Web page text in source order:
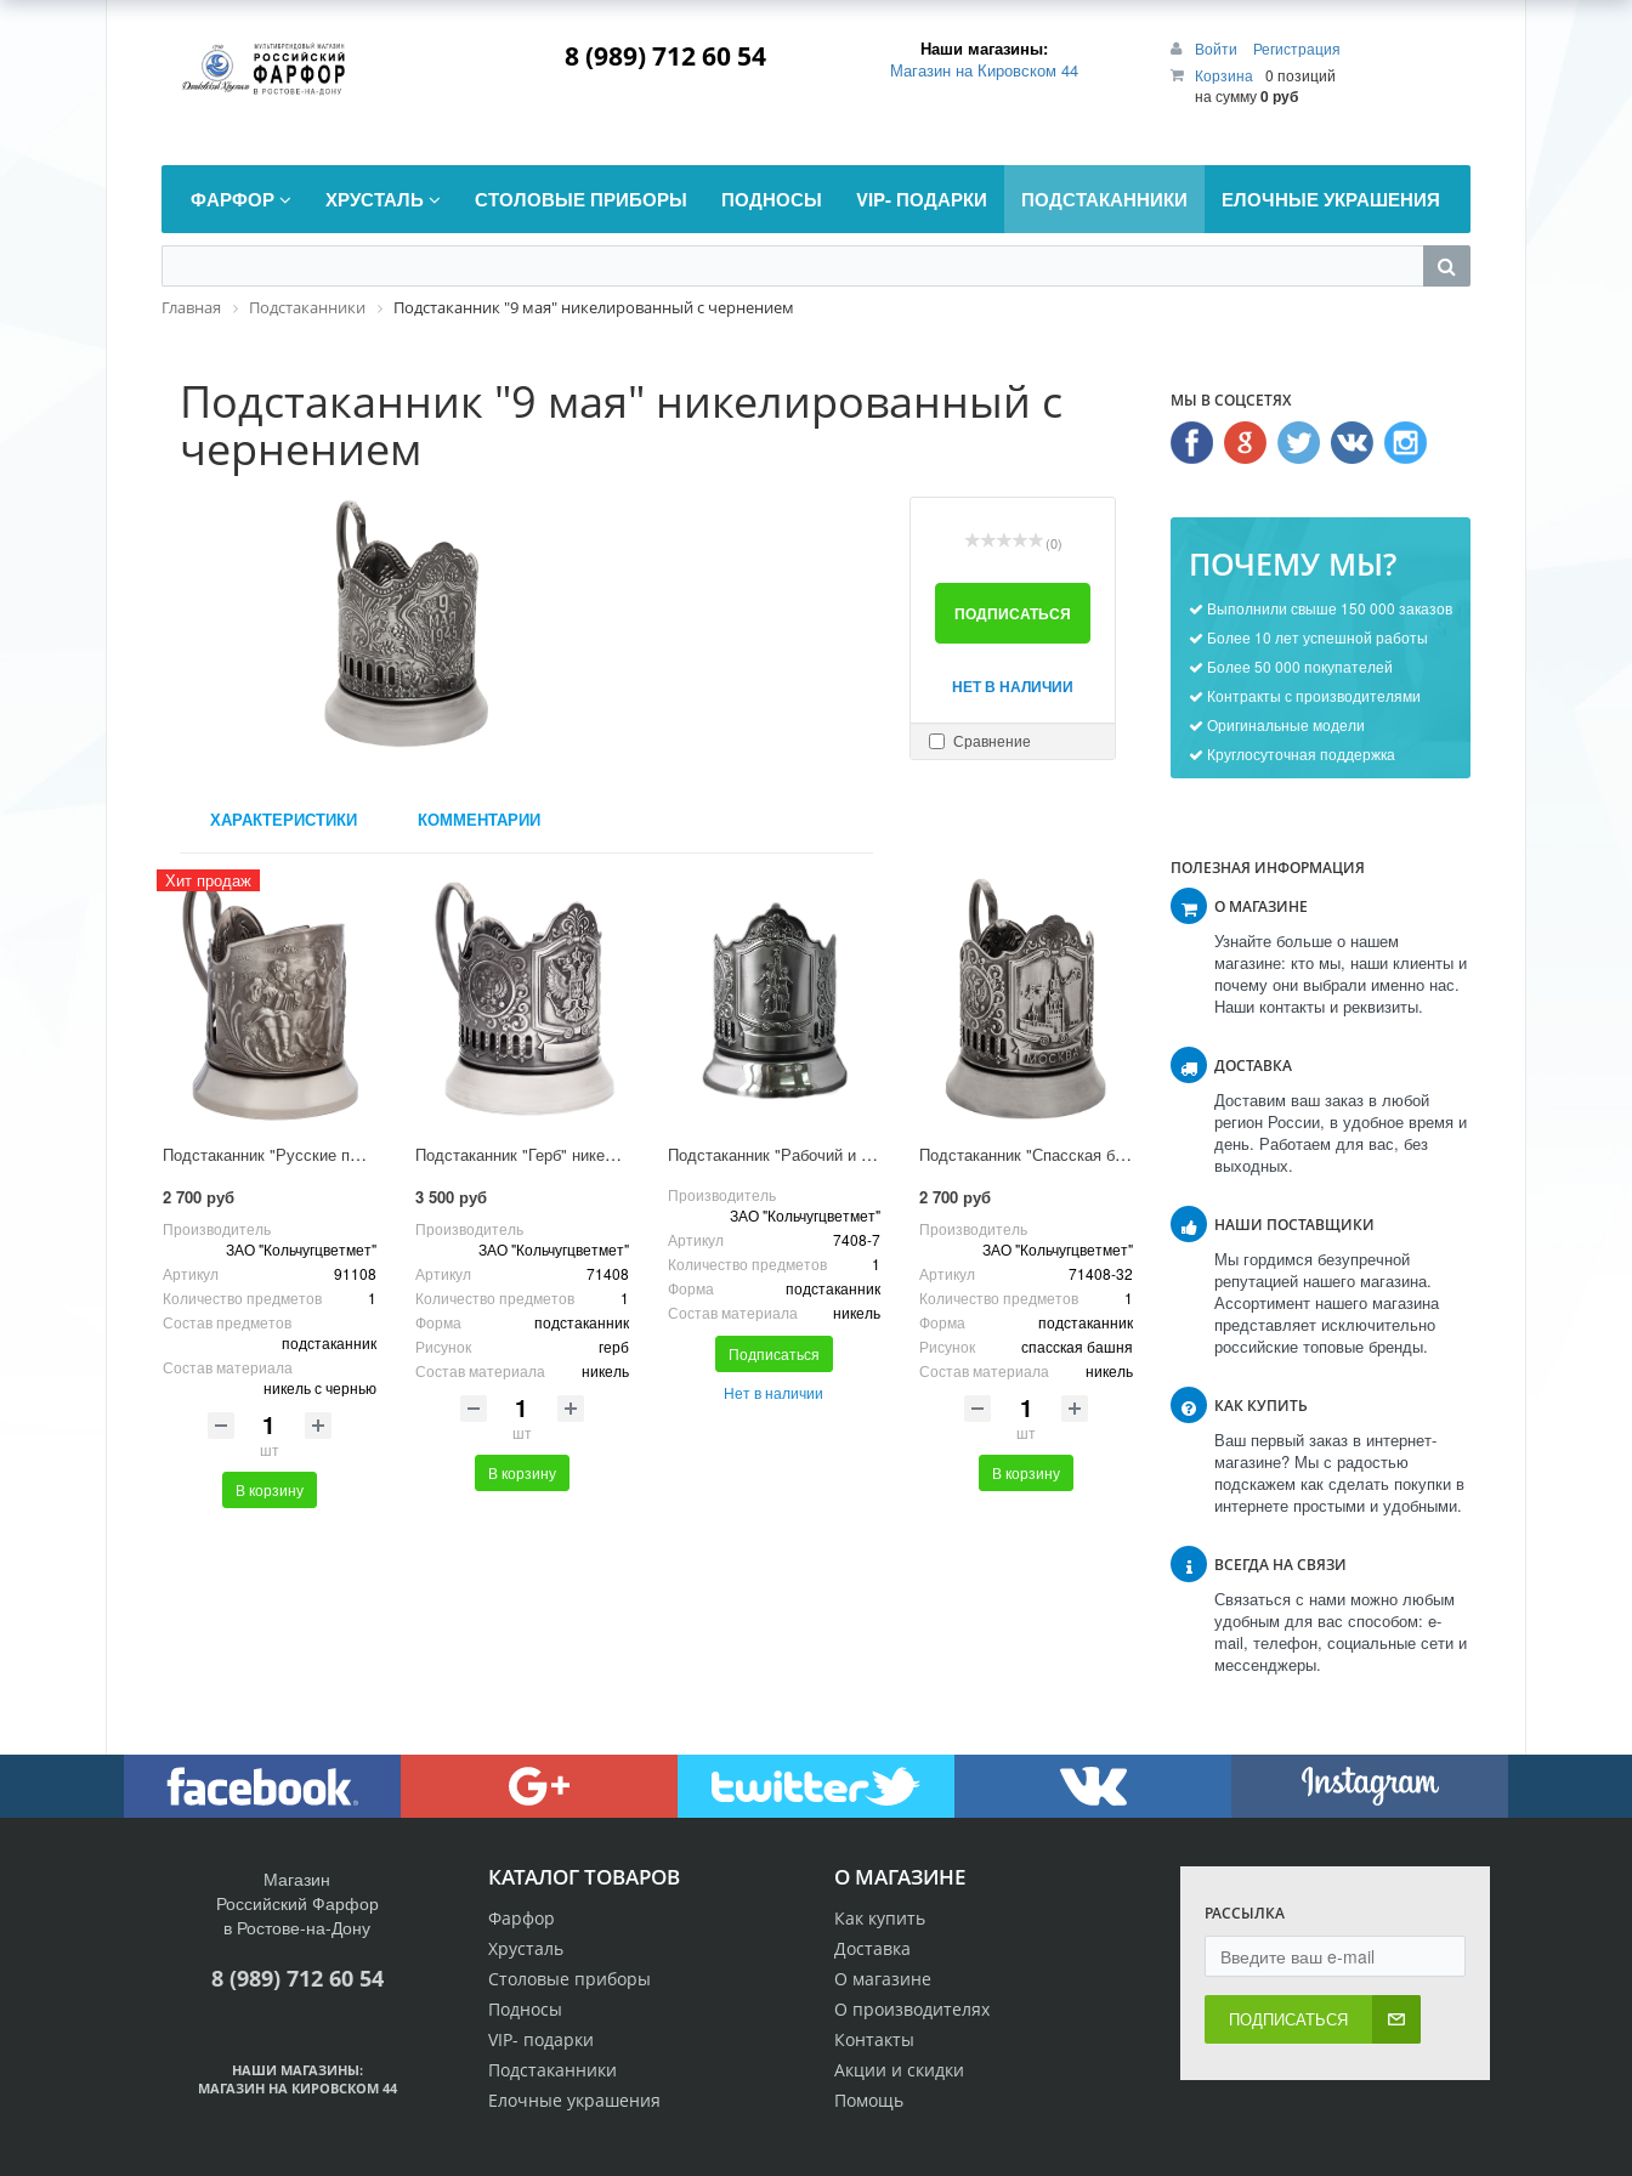
8 (989) 712 60 54
Наши магазины:
Магазин на Кировском 44
Войти
Регистрация
Корзина
0 позиций
на сумму0 руб
ФАРФОР ХРУСТАЛЬ СТОЛОВЫЕ ПРИБОРЫ ПОДНОСЫ VIP- ПОДАРКИ ПОДСТАКАННИКИ ЕЛОЧНЫЕ УКРАШЕНИЯ
Главная Подстаканники Подстаканник "9 мая" никелированный с чернением
Подстаканник "9 мая" никелированный с
чернением
(0)
ПОДПИСАТЬСЯ
НЕТ В НАЛИЧИИ
Сравнение
ХАРАКТЕРИСТИКИ КОММЕНТАРИИ
Хит продаж
Подстаканник "Русские пляски" никелированный с чернью
2 700 руб
Производитель
ЗАО "Кольчугцветмет"
Артикул
91108
Количество предметов
1
Состав предметов
подстаканник
Состав материала
никель с чернью
шт
В корзину
Подстаканник "Герб" никелированный с чернью
3 500 руб
Производитель
ЗАО "Кольчугцветмет"
Артикул
71408
Количество предметов
1
Форма
подстаканник
Рисунок
герб
Состав материала
никель
шт
В корзину
Подстаканник "Рабочий и колхозница" никелированный с чернью
Производитель
ЗАО "Кольчугцветмет"
Артикул
7408-7
Количество предметов
1
Форма
подстаканник
Состав материала
никель
Подписаться
Нет в наличии
Подстаканник "Спасская башня" никелированный с чернью
2 700 руб
Производитель
ЗАО "Кольчугцветмет"
Артикул
71408-32
Количество предметов
1
Форма
подстаканник
Рисунок
спасская башня
Состав материала
никель
шт
В корзину
МЫ В СОЦСЕТЯХ
ПОЧЕМУ МЫ?
Выполнили свыше 150 000 заказов
Более 10 лет успешной работы
Более 50 000 покупателей
Контракты с производителями
Оригинальные модели
Круглосуточная поддержка
ПОЛЕЗНАЯ ИНФОРМАЦИЯ
О МАГАЗИНЕ
Узнайте больше о нашем
магазине: кто мы, наши клиенты и
почему они выбрали именно нас.
Наши контакты и реквизиты.
ДОСТАВКА
Доставим ваш заказ в любой
регион России, в удобное время и
день. Работаем для вас, без
выходных.
НАШИ ПОСТАВЩИКИ
Мы гордимся безупречной
репутацией нашего магазина.
Ассортимент нашего магазина
представляет исключительно
российские топовые бренды.
КАК КУПИТЬ
Ваш первый заказ в интернет-
магазине? Мы с радостью
подскажем как сделать покупки в
интернете простыми и удобными.
ВСЕГДА НА СВЯЗИ
Связаться с нами можно любым
удобным для вас способом: e-
mail, телефон, социальные сети и
мессенджеры.
О МАГАЗИНЕ
Как купить
Доставка
О магазине
О производителях
Контакты
Акции и скидки
Помощь
КАТАЛОГ ТОВАРОВ
Фарфор
Хрусталь
Столовые приборы
Подносы
VIP- подарки
Подстаканники
Елочные украшения
РАССЫЛКА
ПОДПИСАТЬСЯ
Магазин
Российский Фарфор
в Ростове-на-Дону
8 (989) 712 60 54
НАШИ МАГАЗИНЫ:
МАГАЗИН НА КИРОВСКОМ 44